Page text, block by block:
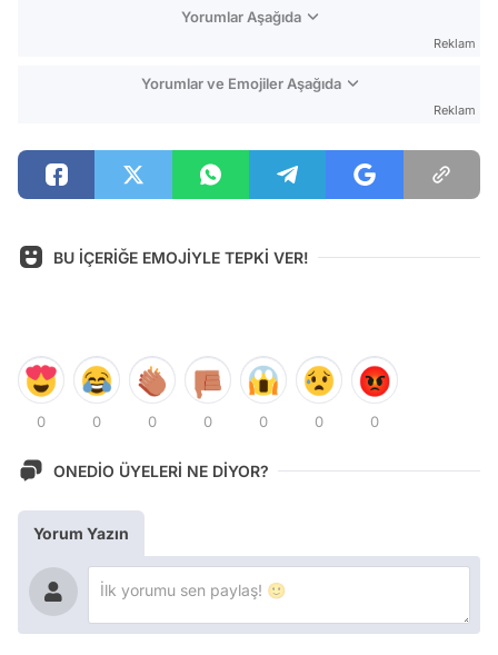
Yorumlar Aşağıda
Reklam
Yorumlar ve Emojiler Aşağıda
Reklam
BU İÇERİĞE EMOJİYLE TEPKİ VER!
0 0 0 0 0 0 0
ONEDİO ÜYELERİ NE DİYOR?
Yorum Yazın